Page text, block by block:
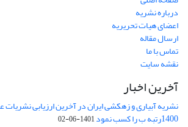
درباره نشریه
اعضای هیات تحریریه
ارسال مقاله
تماس با ما
نقشه سایت
آخرین اخبار
نشریه آبیاری و زهکشی ایران در آخرین ارزیابی
1400رتبه ب را کسب نمود 1401-06-02